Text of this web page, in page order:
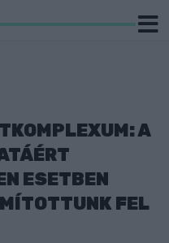
A
ESETBEN
FEL